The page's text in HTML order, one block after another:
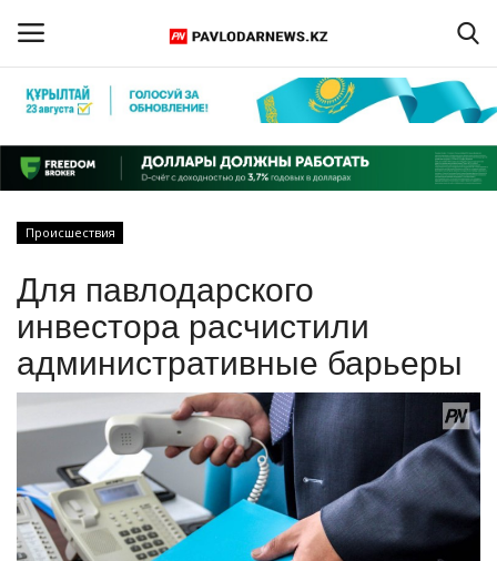
Регистрация
Главная
ПАВЛОДАРСКАЯ ОБЛАСТЬ
КАЗАХСТАН
МИР
СПЕЦПРОЕКТЫ
СПОРТ
Происшествия
Для павлодарского
инвестора расчистили
административные барьеры